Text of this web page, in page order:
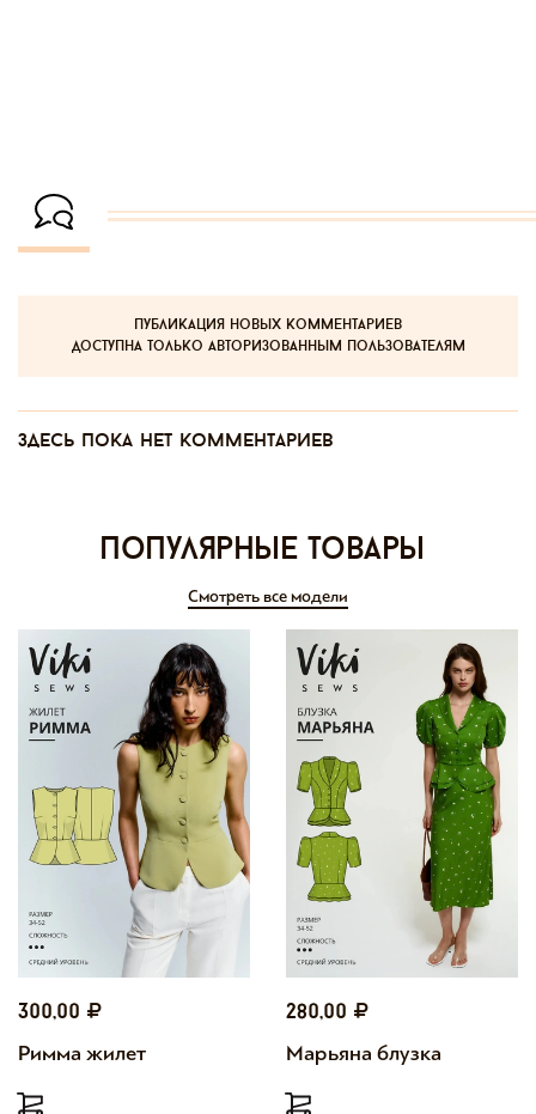
публикация новых комментариев
доступна только авторизованным пользователям
Здесь пока нет комментариев
Популярные товары
Смотреть все модели
300,00
Римма жилет
280,00
Марьяна блузка